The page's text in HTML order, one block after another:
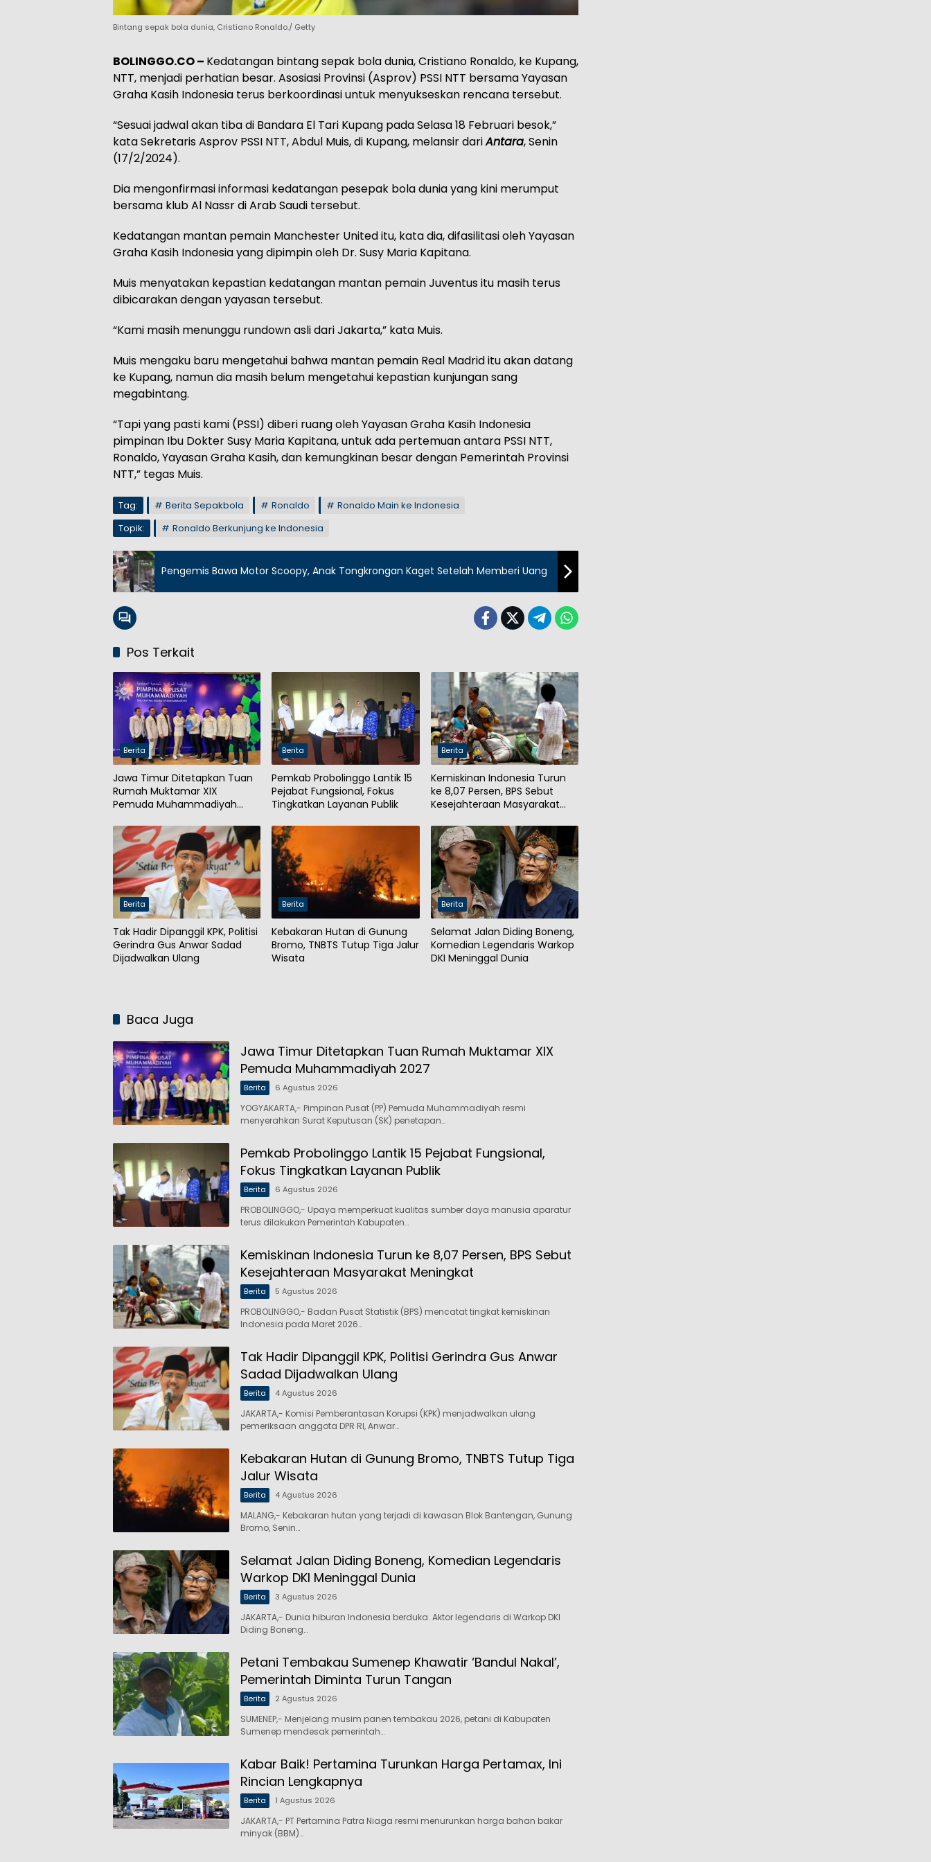
Bintang sepak bola dunia, Cristiano Ronaldo./ Getty
BOLINGGO.CO – Kedatangan bintang sepak bola dunia, Cristiano Ronaldo, ke Kupang,
NTT, menjadi perhatian besar. Asosiasi Provinsi (Asprov) PSSI NTT bersama Yayasan
Graha Kasih Indonesia terus berkoordinasi untuk menyukseskan rencana tersebut.
“Sesuai jadwal akan tiba di Bandara El Tari Kupang pada Selasa 18 Februari besok,”
kata Sekretaris Asprov PSSI NTT, Abdul Muis, di Kupang, melansir dariAntara, Senin
(17/2/2024).
Dia mengonfirmasi informasi kedatangan pesepak bola dunia yang kini merumput
bersama klub Al Nassr di Arab Saudi tersebut.
Kedatangan mantan pemain Manchester United itu, kata dia, difasilitasi oleh Yayasan
Graha Kasih Indonesia yang dipimpin oleh Dr. Susy Maria Kapitana.
Muis menyatakan kepastian kedatangan mantan pemain Juventus itu masih terus
dibicarakan dengan yayasan tersebut.
“Kami masih menunggu rundown asli dari Jakarta,” kata Muis.
Muis mengaku baru mengetahui bahwa mantan pemain Real Madrid itu akan datang
ke Kupang, namun dia masih belum mengetahui kepastian kunjungan sang
megabintang.
“Tapi yang pasti kami (PSSI) diberi ruang oleh Yayasan Graha Kasih Indonesia
pimpinan Ibu Dokter Susy Maria Kapitana, untuk ada pertemuan antara PSSI NTT,
Ronaldo, Yayasan Graha Kasih, dan kemungkinan besar dengan Pemerintah Provinsi
NTT,” tegas Muis.
Tag: Berita Sepakbola Ronaldo
Ronaldo Main ke Indonesia
Topik:
Ronaldo Berkunjung ke Indonesia
Pengemis Bawa Motor Scoopy, Anak Tongkrongan Kaget Setelah Memberi Uang
Pos Terkait
Berita
Jawa Timur Ditetapkan Tuan
Rumah Muktamar XIX
Pemuda Muhammadiyah
Berita
Pemkab Probolinggo Lantik 15
Pejabat Fungsional, Fokus
Tingkatkan Layanan Publik
Berita
Kemiskinan Indonesia Turun
ke 8,07 Persen, BPS Sebut
Kesejahteraan Masyarakat
Berita
Tak Hadir Dipanggil KPK, Politisi
Gerindra Gus Anwar Sadad
Dijadwalkan Ulang
Berita
Kebakaran Hutan di Gunung
Bromo, TNBTS Tutup Tiga Jalur
Wisata
Berita
Selamat Jalan Diding Boneng,
Komedian Legendaris Warkop
DKI Meninggal Dunia
Baca Juga
Jawa Timur Ditetapkan Tuan Rumah Muktamar XIX
Pemuda Muhammadiyah 2027
Berita 6 Agustus 2026
YOGYAKARTA,- Pimpinan Pusat (PP) Pemuda Muhammadiyah resmi
menyerahkan Surat Keputusan (SK) penetapan…
Pemkab Probolinggo Lantik 15 Pejabat Fungsional,
Fokus Tingkatkan Layanan Publik
Berita 6 Agustus 2026
PROBOLINGGO,- Upaya memperkuat kualitas sumber daya manusia aparatur
terus dilakukan Pemerintah Kabupaten…
Kemiskinan Indonesia Turun ke 8,07 Persen, BPS Sebut
Kesejahteraan Masyarakat Meningkat
Berita 5 Agustus 2026
PROBOLINGGO,- Badan Pusat Statistik (BPS) mencatat tingkat kemiskinan
Indonesia pada Maret 2026…
Tak Hadir Dipanggil KPK, Politisi Gerindra Gus Anwar
Sadad Dijadwalkan Ulang
Berita 4 Agustus 2026
JAKARTA,- Komisi Pemberantasan Korupsi (KPK) menjadwalkan ulang
pemeriksaan anggota DPR RI, Anwar…
Kebakaran Hutan di Gunung Bromo, TNBTS Tutup Tiga
Jalur Wisata
Berita 4 Agustus 2026
MALANG,- Kebakaran hutan yang terjadi di kawasan Blok Bantengan, Gunung
Bromo, Senin…
Selamat Jalan Diding Boneng, Komedian Legendaris
Warkop DKI Meninggal Dunia
Berita 3 Agustus 2026
JAKARTA,- Dunia hiburan Indonesia berduka. Aktor legendaris di Warkop DKI
Diding Boneng…
Petani Tembakau Sumenep Khawatir ‘Bandul Nakal’,
Pemerintah Diminta Turun Tangan
Berita 2 Agustus 2026
SUMENEP,- Menjelang musim panen tembakau 2026, petani di Kabupaten
Sumenep mendesak pemerintah…
Kabar Baik! Pertamina Turunkan Harga Pertamax, Ini
Rincian Lengkapnya
Berita 1 Agustus 2026
JAKARTA,- PT Pertamina Patra Niaga resmi menurunkan harga bahan bakar
minyak (BBM)…